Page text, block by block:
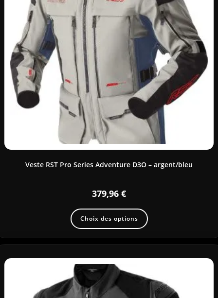
Veste RST Pro Series Adventure D3O – argent/bleu
379,96 €
Choix des options